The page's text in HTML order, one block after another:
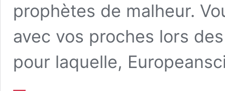
prophètes de malheur.
avec vos proches lors
pour laquelle,